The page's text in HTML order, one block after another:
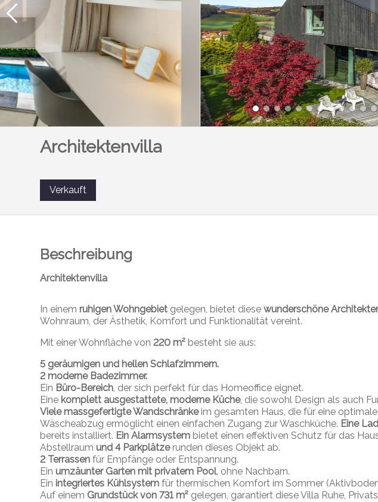
Architektenvilla
Verkauft
Beschreibung
Architektenvilla
In einem ruhigen Wohngebiet gelegen, bietet diesewunderschöne
Wohnraum, der Ästhetik, Komfort und Funktionalität vereint.
Mit einer Wohnfläche von220 m² besteht sie aus:
5 geräumigen und hellen Schlafzimmern.
2 moderne Badezimmer.
Ein Büro-Bereich, der sich perfekt für das Homeoffice eignet.
Eine komplett ausgestattete, moderne Küche, die sowohl Design als auch
Viele massgefertigte Wandschränkeim gesamten Haus, die für eine
Wäscheabzug ermöglicht einen einfachen Zugang zur Waschküche. Eine
bereits installiert. Ein Alarmsystem bietet einen effektiven Schutz für das
Abstellraum und 4 Parkplätzerunden dieses Objekt ab.
2 Terrassen für Empfänge oder Entspannung.
Ein umzäunter Garten mit privatem Pool, ohne Nachbarn.
Ein integriertes Kühlsystem für thermischen Komfort im Sommer
Auf einem Grundstück von 731 m² gelegen, garantiert diese Villa Ruhe,